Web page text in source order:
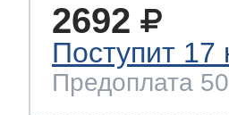
2692
Поступит 17
Предоплата